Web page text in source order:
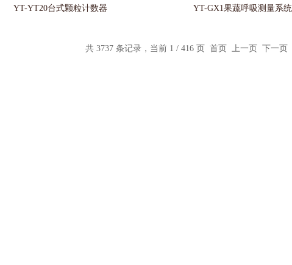
YT-YT20台式颗粒计数器 YT-GX1果蔬呼吸测量系统
共 3737 条记录，当前 1 / 416 页 首页 上一页 下一页